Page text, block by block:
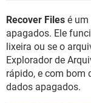
INSTAGRAM
GUIA DE COMPRAS
Recover Files é um
apagados. Ele
lixeira ou se o
Explorador de
rápido, e com bom
dados apagados.